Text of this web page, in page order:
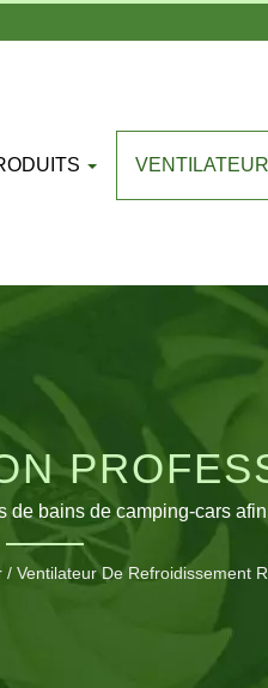
DE
bains de camping-cars
l'énergie.
/ Ventilateur De Refroidissement